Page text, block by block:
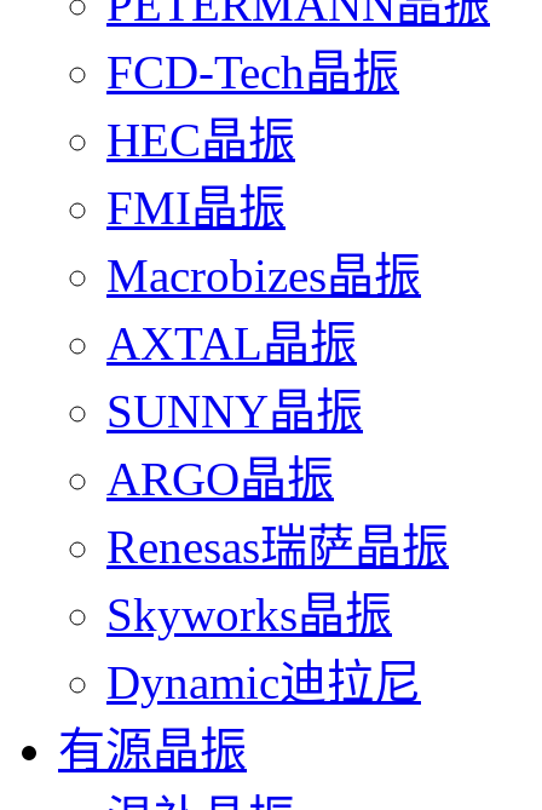
FCD-Tech晶振
HEC晶振
FMI晶振
Macrobizes晶振
AXTAL晶振
SUNNY晶振
ARGO晶振
Renesas瑞萨晶振
Skyworks晶振
Dynamic迪拉尼
有源晶振